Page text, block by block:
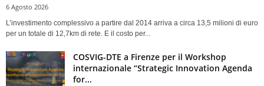
6 Agosto 2026
L’investimento complessivo a partire dal 2014 arriva a circa 13,5 milioni di euro
per un totale di 12,7km di rete. E il costo per...
COSVIG-DTE a Firenze per il Workshop
internazionale “Strategic Innovation Agenda
for...